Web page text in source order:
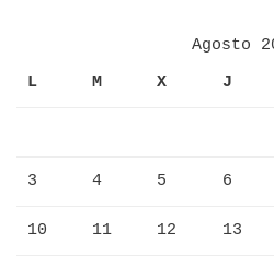
Agosto
L
M X J
3 4 5 6
10 11 12 13